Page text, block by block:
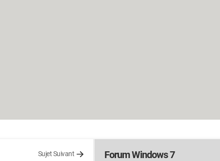
Sujet Suivant Forum Windows 7